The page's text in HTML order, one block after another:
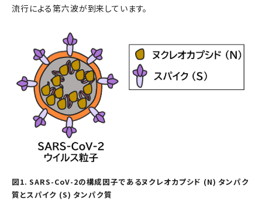
流行による第六波が到来しています。
図1. SARS-CoV-2の構成因子であるヌクレオカプシド (N) タンパク
質とスパイク (S) タンパク質